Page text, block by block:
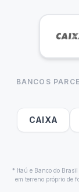
BANCOS
CAIXA
* Itaú e Banco do
em terreno próprio de